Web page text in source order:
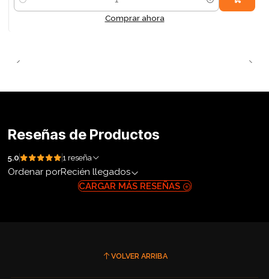
Cantidad
Comprar ahora
Reseñas de Productos
5.0 1 reseña
Ordenar porRecién llegados
CARGAR MÁS RESEÑAS
VOLVER ARRIBA